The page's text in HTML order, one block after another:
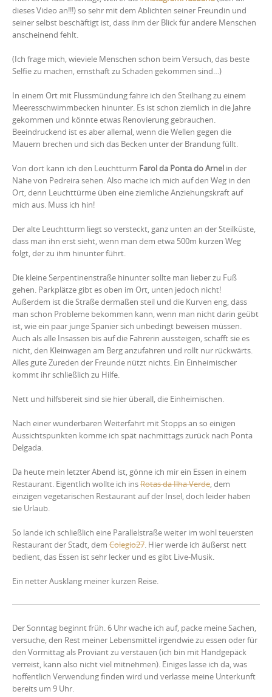
dieses Video an!!!) so sehr mit dem Ablichten seiner Freundin und
seiner selbst beschäftigt ist, dass ihm der Blick für andere Menschen
anscheinend fehlt.
(Ich frage mich, wieviele Menschen schon beim Versuch, das beste
Selfie zu machen, ernsthaft zu Schaden gekommen sind…)
In einem Ort mit Flussmündung fahre ich den Steilhang zu einem
Meeresschwimmbecken hinunter. Es ist schon ziemlich in die Jahre
gekommen und könnte etwas Renovierung gebrauchen.
Beeindruckend ist es aber allemal, wenn die Wellen gegen die
Mauern brechen und sich das Becken unter der Brandung füllt.
Von dort kann ich den Leuchtturm Farol da Ponta do Arnel in der
Nähe von Pedreira sehen. Also mache ich mich auf den Weg in den
Ort, denn Leuchttürme üben eine ziemliche Anziehungskraft auf
mich aus. Muss ich hin!
Der alte Leuchtturm liegt so versteckt, ganz unten an der Steilküste,
dass man ihn erst sieht, wenn man dem etwa 500m kurzen Weg
folgt, der zu ihm hinunter führt.
Die kleine Serpentinenstraße hinunter sollte man lieber zu Fuß
gehen. Parkplätze gibt es oben im Ort, unten jedoch nicht!
Außerdem ist die Straße dermaßen steil und die Kurven eng, dass
man schon Probleme bekommen kann, wenn man nicht darin geübt
ist, wie ein paar junge Spanier sich unbedingt beweisen müssen.
Auch als alle Insassen bis auf die Fahrerin aussteigen, schafft sie es
nicht, den Kleinwagen am Berg anzufahren und rollt nur rückwärts.
Alles gute Zureden der Freunde nützt nichts. Ein Einheimischer
kommt ihr schließlich zu Hilfe.
Nett und hilfsbereit sind sie hier überall, die Einheimischen.
Nach einer wunderbaren Weiterfahrt mit Stopps an so einigen
Aussichtspunkten komme ich spät nachmittags zurück nach Ponta
Delgada.
Da heute mein letzter Abend ist, gönne ich mir ein Essen in einem
Restaurant. Eigentlich wollte ich insRotas da Ilha Verde, dem
einzigen vegetarischen Restaurant auf der Insel, doch leider haben
sie Urlaub.
So lande ich schließlich eine Parallelstraße weiter im wohl teuersten
Restaurant der Stadt, dem Colegio27. Hier werde ich äußerst nett
bedient, das Essen ist sehr lecker und es gibt Live-Musik.
Ein netter Ausklang meiner kurzen Reise.
Der Sonntag beginnt früh. 6 Uhr wache ich auf, packe meine Sachen,
versuche, den Rest meiner Lebensmittel irgendwie zu essen oder für
den Vormittag als Proviant zu verstauen (ich bin mit Handgepäck
verreist, kann also nicht viel mitnehmen). Einiges lasse ich da, was
hoffentlich Verwendung finden wird und verlasse meine Unterkunft
bereits um 9 Uhr.